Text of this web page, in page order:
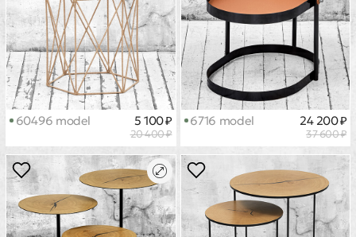
60496 model
20 400 ₽
5 100 ₽ 6716 model
37 600 ₽
24 200 ₽